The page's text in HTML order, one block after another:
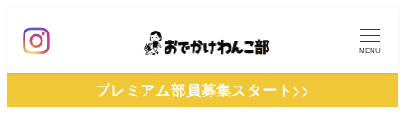
ン
MENU
プレミアム部員募集スタート>>